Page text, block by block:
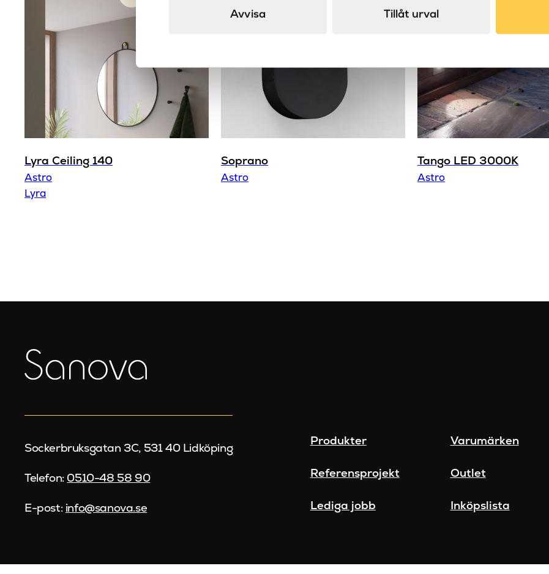
Avvisa Tillåt urval
Varumärke
Lyra Ceiling 140
Astro
Lyra
Soprano
Astro
Tango LED 3000K
Astro
Sockerbruksgatan 3C, 531 40 Lidköping
Telefon: 0510-48 58 90
E-post: info@sanova.se
Produkter Varumärken
Referensprojekt Outlet
Lediga jobb Inköpslista